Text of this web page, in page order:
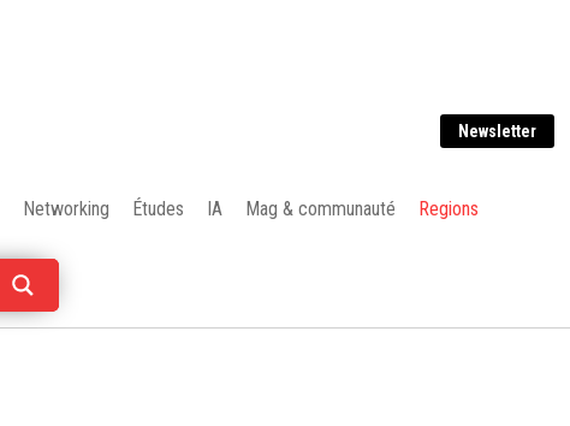
Newsletter
Networking Études IA Mag & communauté Regions